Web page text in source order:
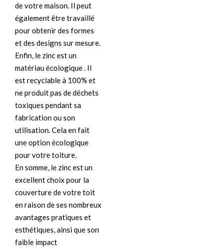
de votre maison. Il peut
également être travaillé
pour obtenir des formes
et des designs sur mesure.
Enfin, le zinc est un
matériau écologique . Il
est recyclable à 100% et
ne produit pas de déchets
toxiques pendant sa
fabrication ou son
utilisation. Cela en fait
une option écologique
pour votre toiture.
En somme, le zinc est un
excellent choix pour la
couverture de votre toit
en raison de ses nombreux
avantages pratiques et
esthétiques, ainsi que son
faible impact